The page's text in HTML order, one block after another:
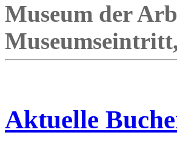
Museum der
Aktuelle